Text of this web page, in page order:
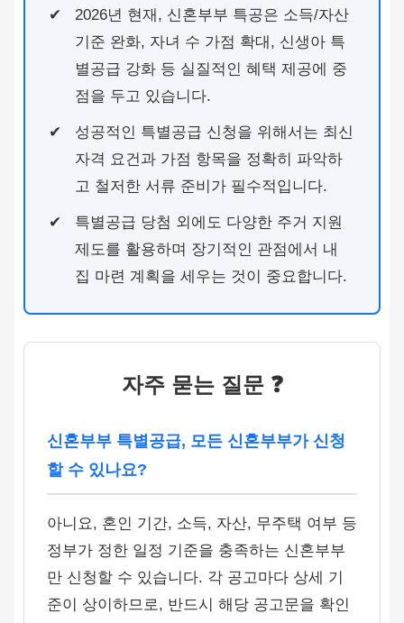
2026년 현재, 신혼부부 특공은 소득/자산
기준 완화, 자녀 수 가점 확대, 신생아 특
별공급 강화 등 실질적인 혜택 제공에 중
점을 두고 있습니다.
성공적인 특별공급 신청을 위해서는 최신
자격 요건과 가점 항목을 정확히 파악하
고 철저한 서류 준비가 필수적입니다.
특별공급 당첨 외에도 다양한 주거 지원
제도를 활용하며 장기적인 관점에서 내
집 마련 계획을 세우는 것이 중요합니다.
자주 묻는 질문 ❓
신혼부부 특별공급, 모든 신혼부부가 신청
할 수 있나요?
아니요, 혼인 기간, 소득, 자산, 무주택 여부 등
정부가 정한 일정 기준을 충족하는 신혼부부
만 신청할 수 있습니다. 각 공고마다 상세 기
준이 상이하므로, 반드시 해당 공고문을 확인